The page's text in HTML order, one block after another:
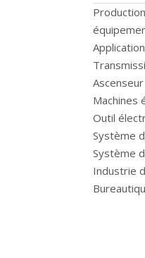
Ascenseur
Machines
Outil
Système
Système
Industrie